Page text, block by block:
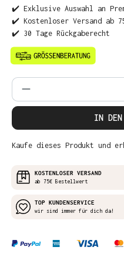
✔️ Exklusive Auswahl an
✔️ Kostenloser Versand ab
✔️ 30 Tage Rückgaberecht
Produkt Anzahl:
IN DEN
Kaufe dieses Produkt und
KOSTENLOSER VERSAND
ab 75€ Bestellwert
TOP KUNDENSERVICE
wir sind immer für dich da!